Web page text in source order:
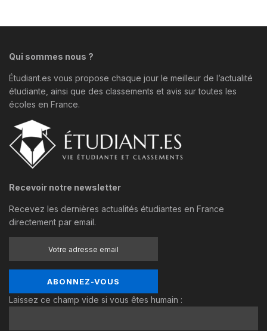
Qui sommes nous ?
Étudiant.es vous propose chaque jour le meilleur de l’actualité
étudiante, ainsi que des classements et avis sur toutes les
écoles en France.
Recevoir notre newsletter
Recevez les dernières actualités étudiantes en France
directement par email.
Laissez ce champ vide si vous êtes humain :